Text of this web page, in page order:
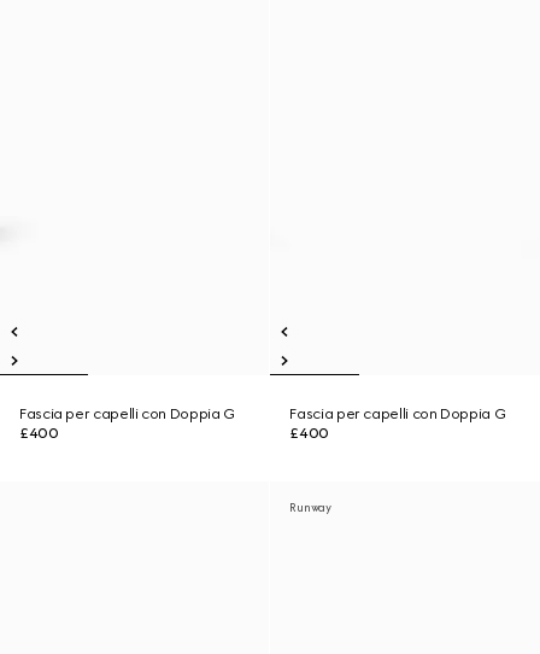
Fascia per capelli con Doppia G
£400
Fascia per capelli con Doppia G
£400
Runway